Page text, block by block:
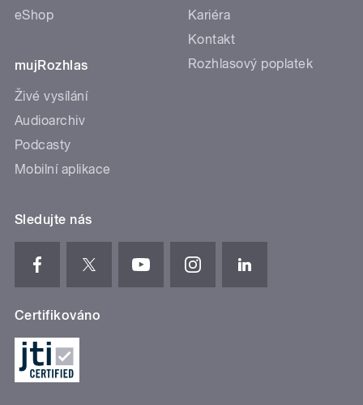
eShop
mujRozhlas
Živé vysílání
Audioarchiv
Podcasty
Mobilní aplikace
Kariéra
Kontakt
Rozhlasový poplatek
Sledujte nás
Certifikováno